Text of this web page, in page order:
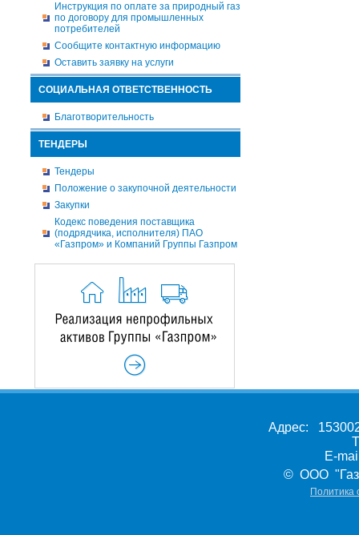
Инструкция по оплате за природный газ
по договору для промышленных
потребителей
Сообщите контактную информацию
Оставить заявку на услуги
СОЦИАЛЬНАЯ ОТВЕТСТВЕННОСТЬ
Благотворительность
ТЕНДЕРЫ
Тендеры
Положение о закупочной деятельности
Закупки
Кодекс поведения поставщика
(подрядчика, исполнителя) ПАО
«Газпром» и Компаний Группы Газпром
Адрес:
E-
© ООО
Политика